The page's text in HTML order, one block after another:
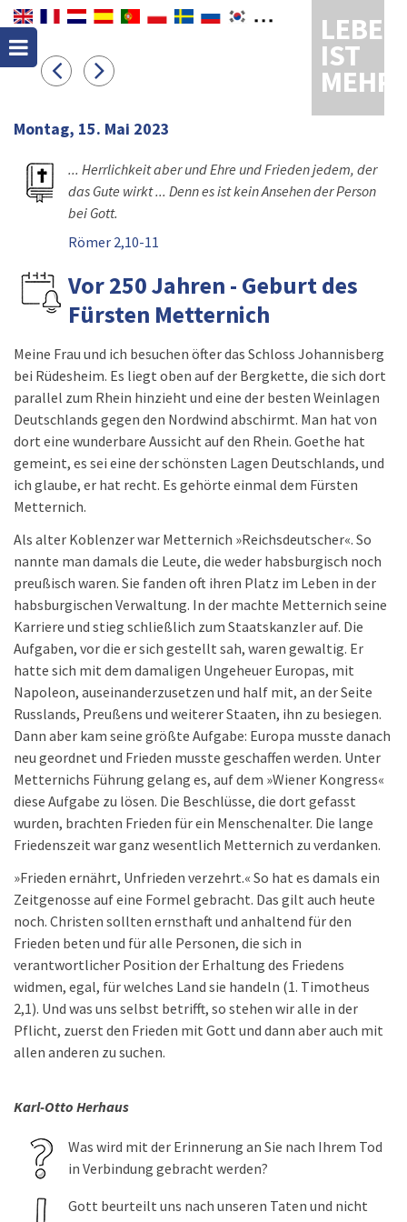
LEBEN
IST
MEHR
Montag, 15. Mai 2023
... Herrlichkeit aber und Ehre und Frieden jedem, der
das Gute wirkt ... Denn es ist kein Ansehen der Person
bei Gott.
Römer 2,10-11
Vor 250 Jahren - Geburt des
Fürsten Metternich
Meine Frau und ich besuchen öfter das Schloss Johannisberg
bei Rüdesheim. Es liegt oben auf der Bergkette, die sich dort
parallel zum Rhein hinzieht und eine der besten Weinlagen
Deutschlands gegen den Nordwind abschirmt. Man hat von
dort eine wunderbare Aussicht auf den Rhein. Goethe hat
gemeint, es sei eine der schönsten Lagen Deutschlands, und
ich glaube, er hat recht. Es gehörte einmal dem Fürsten
Metternich.
Als alter Koblenzer war Metternich »Reichsdeutscher«. So
nannte man damals die Leute, die weder habsburgisch noch
preußisch waren. Sie fanden oft ihren Platz im Leben in der
habsburgischen Verwaltung. In der machte Metternich seine
Karriere und stieg schließlich zum Staatskanzler auf. Die
Aufgaben, vor die er sich gestellt sah, waren gewaltig. Er
hatte sich mit dem damaligen Ungeheuer Europas, mit
Napoleon, auseinanderzusetzen und half mit, an der Seite
Russlands, Preußens und weiterer Staaten, ihn zu besiegen.
Dann aber kam seine größte Aufgabe: Europa musste danach
neu geordnet und Frieden musste geschaffen werden. Unter
Metternichs Führung gelang es, auf dem »Wiener Kongress«
diese Aufgabe zu lösen. Die Beschlüsse, die dort gefasst
wurden, brachten Frieden für ein Menschenalter. Die lange
Friedenszeit war ganz wesentlich Metternich zu verdanken.
»Frieden ernährt, Unfrieden verzehrt.« So hat es damals ein
Zeitgenosse auf eine Formel gebracht. Das gilt auch heute
noch. Christen sollten ernsthaft und anhaltend für den
Frieden beten und für alle Personen, die sich in
verantwortlicher Position der Erhaltung des Friedens
widmen, egal, für welches Land sie handeln (1. Timotheus
2,1). Und was uns selbst betrifft, so stehen wir alle in der
Pflicht, zuerst den Frieden mit Gott und dann aber auch mit
allen anderen zu suchen.
Karl-Otto Herhaus
Was wird mit der Erinnerung an Sie nach Ihrem Tod
in Verbindung gebracht werden?
Gott beurteilt uns nach unseren Taten und nicht